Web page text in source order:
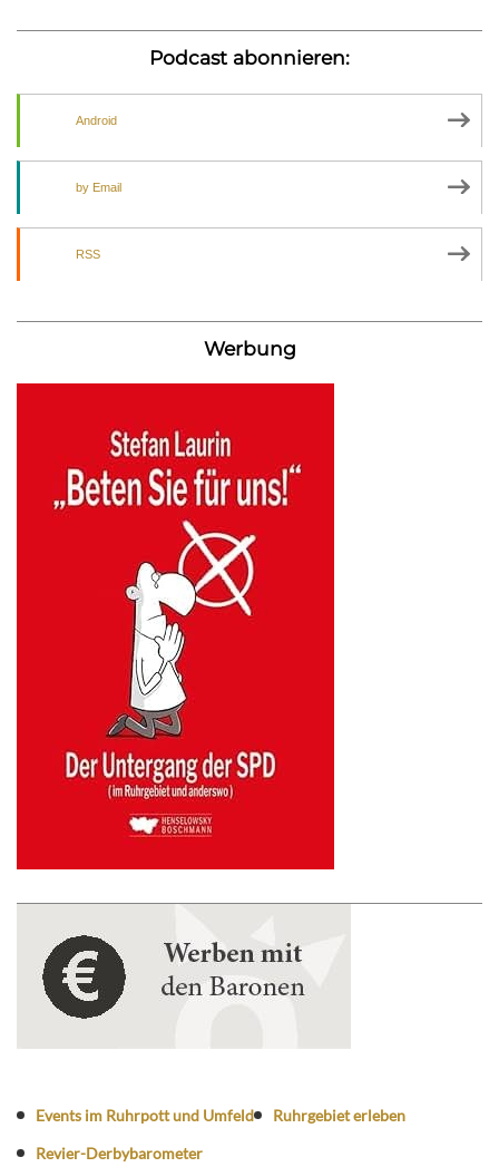
Podcast abonnieren:
Android
by Email
RSS
Werbung
Events im Ruhrpott und Umfeld
Ruhrgebiet erleben
Revier-Derbybarometer